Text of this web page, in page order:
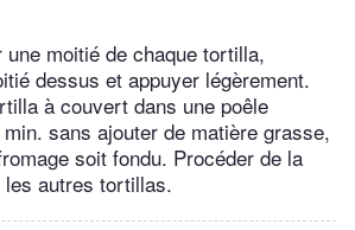
moitié de chaque tortilla,
dessus et appuyer légèrement.
à couvert dans une poêle
sans ajouter de matière grasse,
soit fondu. Procéder de la
autres tortillas.